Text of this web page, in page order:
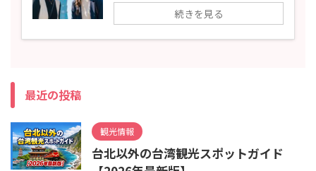
続きを見る
最近の投稿
観光情報
台北以外の台湾観光スポットガイド